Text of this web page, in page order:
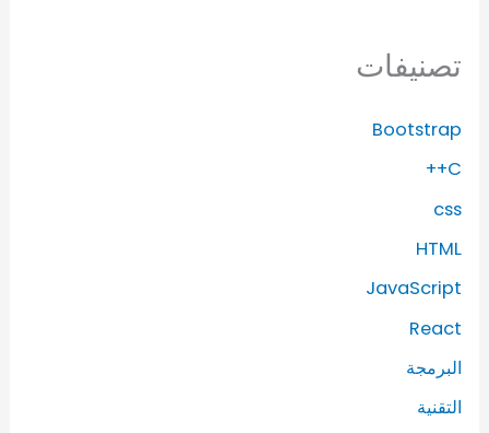
تصنيفات
Bootstrap
C++
css
HTML
JavaScript
React
البرمجة
التقنية